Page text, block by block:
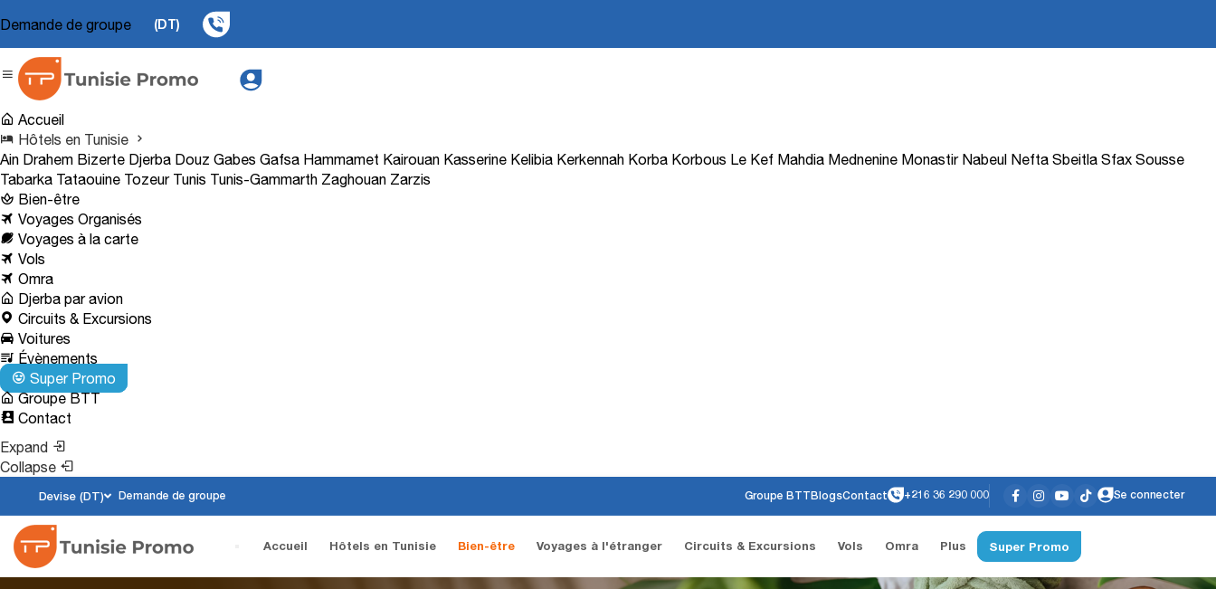
Demande de groupe (DT)
Accueil
Hôtels en Tunisie
Ain Drahem Bizerte Djerba Douz Gabes Gafsa Hammamet Kairouan Kasserine Kelibia Kerkennah Korba Korbous Le Kef Mahdia Mednenine Monastir Nabeul Nefta Sbeitla Sfax Sousse
Tabarka Tataouine Tozeur Tunis Tunis-Gammarth Zaghouan Zarzis
Bien-être
Voyages Organisés
Voyages à la carte
Vols
Omra
Djerba par avion
Circuits & Excursions
Voitures
Évènements
Super Promo
Groupe BTT
Contact
Expand
Collapse
Devise (DT) Demande de groupe Groupe BTTBlogsContact +216 36 290 000 Se connecter
Accueil (current)
Hôtels en Tunisie Bien-être Voyages à l'étranger Circuits & Excursions Vols Omra Plus Super Promo